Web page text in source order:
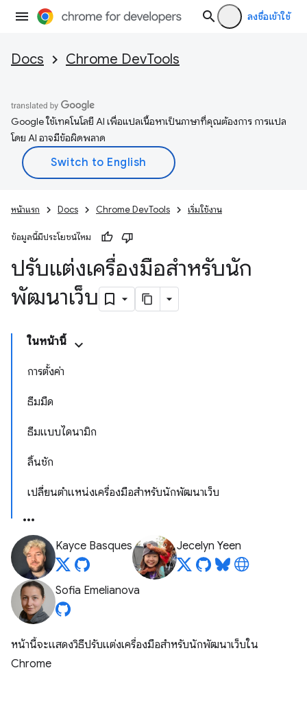
ลงชื่อเข้าใช้
Docs Chrome DevTools
Google ใช้เทคโนโลยี AI เพื่อแปลเนื้อหาเป็นภาษาที่คุณต้องการ การแปล
โดย AI อาจมีข้อผิดพลาด
หน้าแรก Docs Chrome DevTools เริ่มใช้งาน
ข้อมูลนี้มีประโยชน์ไหม
ปรับแต่งเครื่องมือสำหรับนัก
พัฒนาเว็บ
ในหน้านี้
การตั้งค่า
ธีมมืด
ธีมแบบไดนามิก
ลิ้นชัก
เปลี่ยนตำแหน่งเครื่องมือสำหรับนักพัฒนาเว็บ
Kayce Basques Jecelyn Yeen
Sofia Emelianova
หน้านี้จะแสดงวิธีปรับแต่งเครื่องมือสำหรับนักพัฒนาเว็บใน
Chrome